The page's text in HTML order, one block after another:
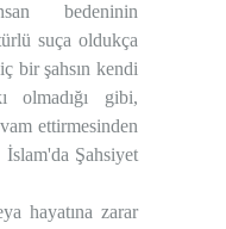
bedeninin
suça oldukça
bir şahsın kendi
olmadığı gibi,
ettirmesinden
Şahsiyet
hayatına zarar